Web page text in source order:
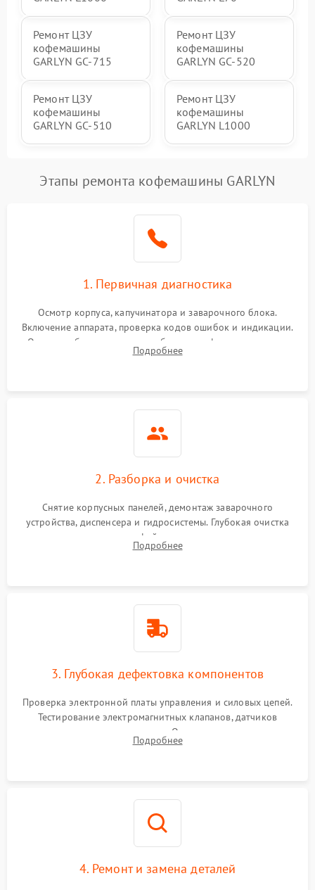
Ремонт ЦЗУ
кофемашины
GARLYN GC-715
Ремонт ЦЗУ
кофемашины
GARLYN GC-520
Ремонт ЦЗУ
кофемашины
GARLYN GC-510
Ремонт ЦЗУ
кофемашины
GARLYN L1000
Этапы ремонта кофемашины GARLYN
1. Первичная диагностика
Осмотр корпуса, капучинатора и заварочного блока.
Включение аппарата, проверка кодов ошибок и индикации.
Оценка работы помпы, термоблока и кофемолки на слух.
Измерение температуры и давления воды для выявления
Подробнее
2. Разборка и очистка
Снятие корпусных панелей, демонтаж заварочного
устройства, диспенсера и гидросистемы. Глубокая очистка
внутренних узлов от кофейных масел, жмыха и накипи.
Промывка дренажных каналов и фильтров с использованием
Подробнее
3. Глубокая дефектовка компонентов
Проверка электронной платы управления и силовых цепей.
Тестирование электромагнитных клапанов, датчиков
температуры и расходомера. Оценка степени износа
жерновов кофемолки, уплотнительных колец гидросистемы
Подробнее
4. Ремонт и замена деталей